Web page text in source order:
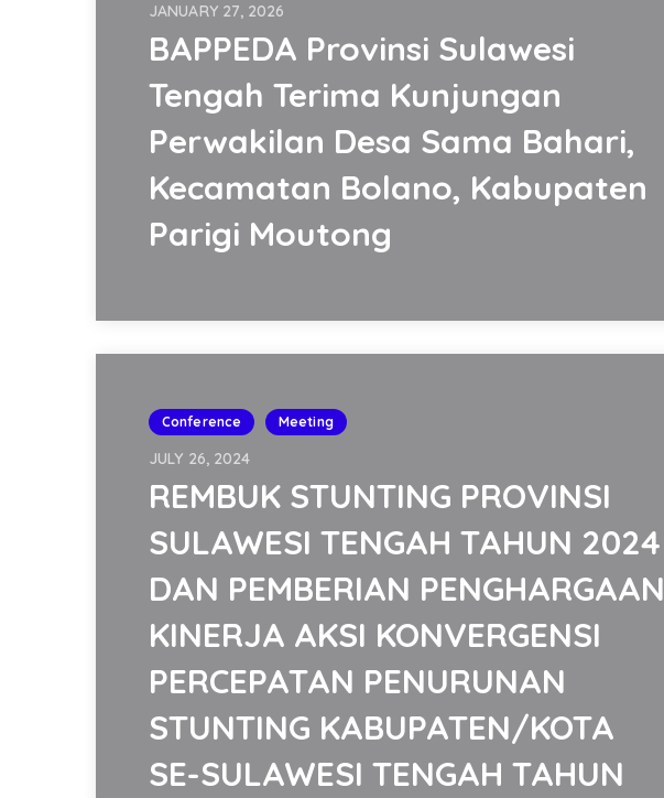
JANUARY 27, 2026
BAPPEDA Provinsi Sulawesi
Tengah Terima Kunjungan
Perwakilan Desa Sama Bahari,
Kecamatan Bolano, Kabupaten
Parigi Moutong
Conference Meeting
JULY 26, 2024
REMBUK STUNTING PROVINSI
SULAWESI TENGAH TAHUN 2024
DAN PEMBERIAN PENGHARGAAN
KINERJA AKSI KONVERGENSI
PERCEPATAN PENURUNAN
STUNTING KABUPATEN/KOTA
SE-SULAWESI TENGAH TAHUN